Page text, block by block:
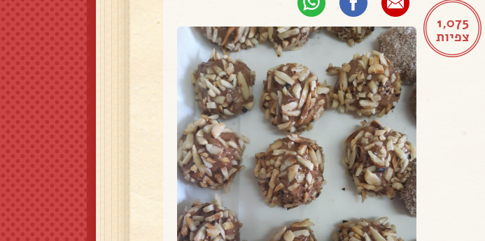
1,075
צפיות